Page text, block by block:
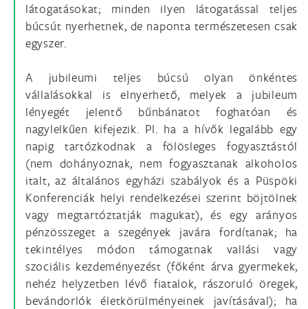
látogatásokat; minden ilyen látogatással teljes
búcsút nyerhetnek, de naponta természetesen csak
egyszer.
A jubileumi teljes búcsú olyan önkéntes
vállalásokkal is elnyerhető, melyek a jubileum
lényegét jelentő bűnbánatot foghatóan és
nagylelkűen kifejezik. Pl. ha a hívők legalább egy
napig tartózkodnak a fölösleges fogyasztástól
(nem dohányoznak, nem fogyasztanak alkoholos
italt, az általános egyházi szabályok és a Püspöki
Konferenciák helyi rendelkezései szerint böjtölnek
vagy megtartóztatják magukat), és egy arányos
pénzösszeget a szegények javára fordítanak; ha
tekintélyes módon támogatnak vallási vagy
szociális kezdeményezést (főként árva gyermekek,
nehéz helyzetben lévő fiatalok, rászoruló öregek,
bevándorlók életkörülményeinek javításával); ha